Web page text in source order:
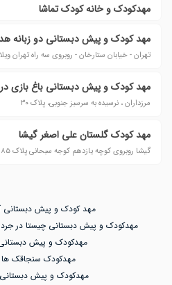
مهدکودک و خانه کودک تماشا
مهد کودک و پیش دبستانی دو زبانه
تهران - خیابان ستارخان - روبروی سه راه تهران
مهد کودک و پیش دبستانی باغ بازی در
مرزداران ، نرسیده به سرسبز جنوبی، پلاک ٣٠
مهد کودک گلستان علی اصغر گیشا
گیشا روبروى کوچه یازدهم کوجه سبحانى پلاک ٨٥
مهد کودک و پیش دبستانی
مهدکودک و پیش دبستانی چیستا در
مهدکودک و پیش دبستانی
مهدکودک سنجاقک ها
مهدکودک و پیش دبستانی